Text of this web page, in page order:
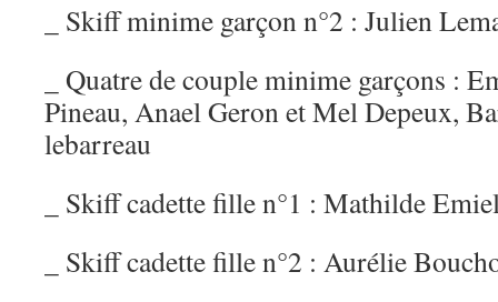
_ Skiff minime garçon n°2 : Julien
_ Quatre de couple minime garçons :
Pineau, Anael Geron et Mel Depeux,
lebarreau
_ Skiff cadette fille n°1 : Mathilde
_ Skiff cadette fille n°2 : Aurélie